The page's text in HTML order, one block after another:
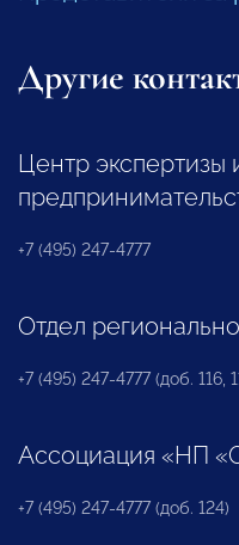
Другие
Центр экспертизы
+7 (495) 247-4777
Отдел
+7 (495) 247-4777 (доб. 116,
Ассоциация «НП
+7 (495) 247-4777 (доб. 124)